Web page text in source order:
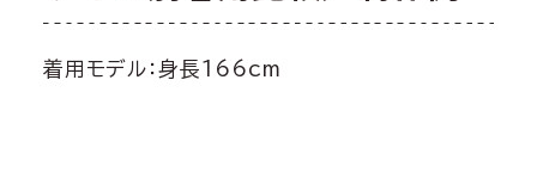
着用モデル：身長166cm